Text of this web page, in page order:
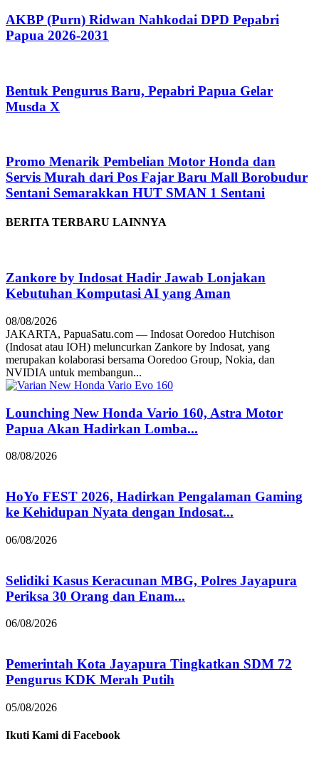
AKBP (Purn) Ridwan Nahkodai DPD Pepabri
Papua 2026-2031
Bentuk Pengurus Baru, Pepabri Papua Gelar
Musda X
Promo Menarik Pembelian Motor Honda dan
Servis Murah dari Pos Fajar Baru Mall Borobudur
Sentani Semarakkan HUT SMAN 1 Sentani
BERITA TERBARU LAINNYA
Zankore by Indosat Hadir Jawab Lonjakan
Kebutuhan Komputasi AI yang Aman
08/08/2026
JAKARTA, PapuaSatu.com — Indosat Ooredoo Hutchison
(Indosat atau IOH) meluncurkan Zankore by Indosat, yang
merupakan kolaborasi bersama Ooredoo Group, Nokia, dan
NVIDIA untuk membangun...
Lounching New Honda Vario 160, Astra Motor
Papua Akan Hadirkan Lomba...
08/08/2026
HoYo FEST 2026, Hadirkan Pengalaman Gaming
ke Kehidupan Nyata dengan Indosat...
06/08/2026
Selidiki Kasus Keracunan MBG, Polres Jayapura
Periksa 30 Orang dan Enam...
06/08/2026
Pemerintah Kota Jayapura Tingkatkan SDM 72
Pengurus KDK Merah Putih
05/08/2026
Ikuti Kami di Facebook